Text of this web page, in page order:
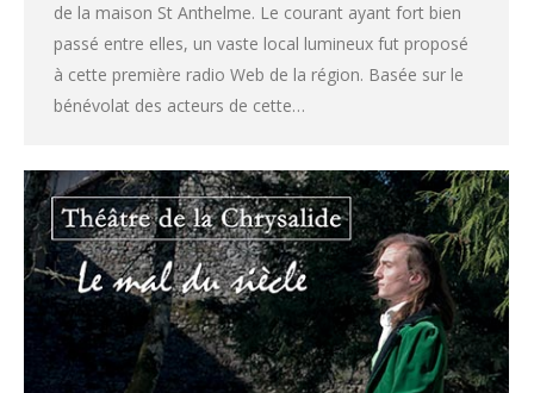
de la maison St Anthelme. Le courant ayant fort bien
passé entre elles, un vaste local lumineux fut proposé
à cette première radio Web de la région. Basée sur le
bénévolat des acteurs de cette…